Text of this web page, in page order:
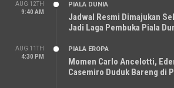
AUG 12TH
9:40 AM
PIALA DUNIA
Jadwal Resmi Dimajukan
Jadi Laga Pembuka Piala
AUG 11TH
4:30 PM
PIALA EROPA
Momen Carlo Ancelotti,
Casemiro Duduk Bareng di